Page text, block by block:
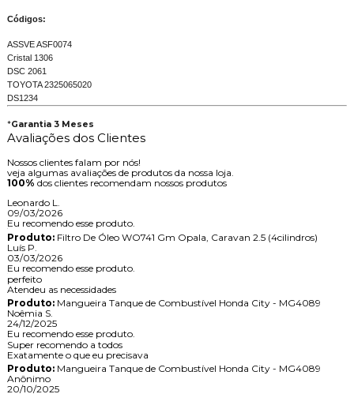
Códigos:
ASSVE ASF0074
Cristal 1306
DSC 2061
TOYOTA 2325065020
DS1234
*Garantia 3 Meses
Avaliações dos Clientes
Nossos clientes falam por nós!
veja algumas avaliações de produtos da nossa loja.
100% dos clientes recomendam nossos produtos
Leonardo L.
09/03/2026
Eu recomendo esse produto.
Produto:Filtro De Óleo WO741 Gm Opala, Caravan 2.5 (4cilindros)
Luís P.
03/03/2026
Eu recomendo esse produto.
perfeito
Atendeu as necessidades
Produto:Mangueira Tanque de Combustível Honda City - MG4089
Noêmia S.
24/12/2025
Eu recomendo esse produto.
Super recomendo a todos
Exatamente o que eu precisava
Produto:Mangueira Tanque de Combustível Honda City - MG4089
Anônimo
20/10/2025